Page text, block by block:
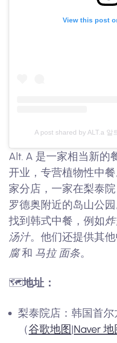
View this post
A post shared by ALT.a 알
Alt. A 是一家相当新的
开业，专营植物性中
家分店，一家在梨泰
罗德奥附近的岛山公
找到韩式中餐，例如
汤汁。他们还提供其
腐和 马拉 面条。
🗺️地址：
梨泰院店：韩国首尔
（谷歌地图|Naver 地